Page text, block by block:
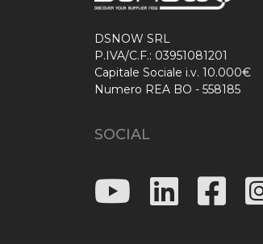
DSNOW SRL
P.IVA/C.F.: 03951081201
Capitale Sociale i.v. 10.000€
Numero REA BO - 558185
SOCIAL